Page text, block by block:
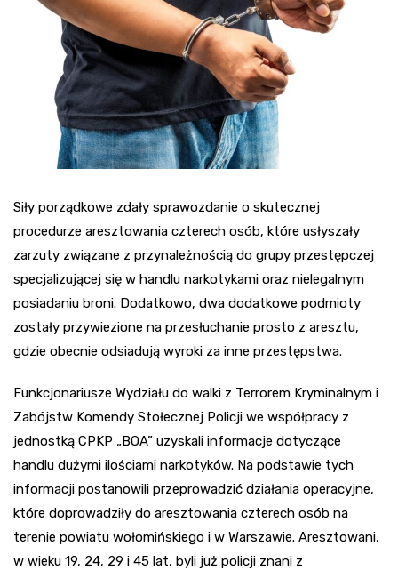
Siły porządkowe zdały sprawozdanie o skutecznej
procedurze aresztowania czterech osób, które usłyszały
zarzuty związane z przynależnością do grupy przestępczej
specjalizującej się w handlu narkotykami oraz nielegalnym
posiadaniu broni. Dodatkowo, dwa dodatkowe podmioty
zostały przywiezione na przesłuchanie prosto z aresztu,
gdzie obecnie odsiadują wyroki za inne przestępstwa.
Funkcjonariusze Wydziału do walki z Terrorem Kryminalnym i
Zabójstw Komendy Stołecznej Policji we współpracy z
jednostką CPKP „BOA” uzyskali informacje dotyczące
handlu dużymi ilościami narkotyków. Na podstawie tych
informacji postanowili przeprowadzić działania operacyjne,
które doprowadziły do aresztowania czterech osób na
terenie powiatu wołomińskiego i w Warszawie. Aresztowani,
w wieku 19, 24, 29 i 45 lat, byli już policji znani z